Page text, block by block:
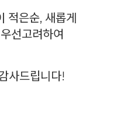
적은순, 새롭게
선고려하여
사드립니다!